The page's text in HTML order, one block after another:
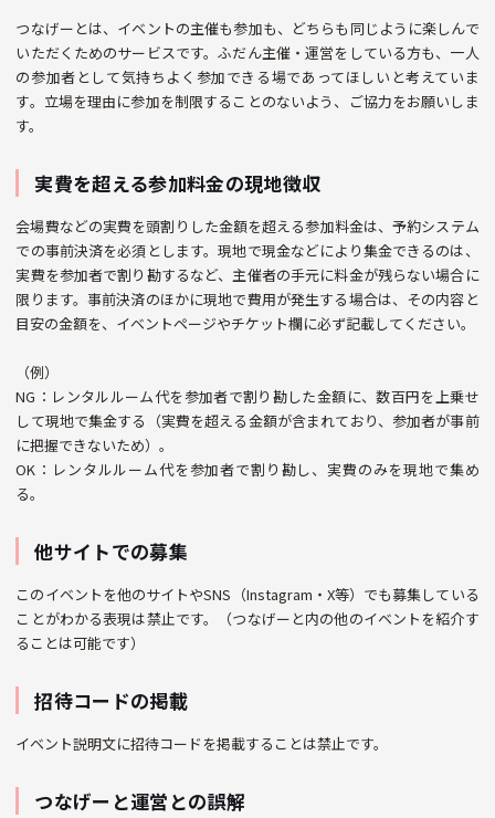
つなげーとは、イベントの主催も参加も、どちらも同じように楽しんで
いただくためのサービスです。ふだん主催・運営をしている方も、一人
の参加者として気持ちよく参加できる場であってほしいと考えていま
す。立場を理由に参加を制限することのないよう、ご協力をお願いしま
す。
実費を超える参加料金の現地徴収
会場費などの実費を頭割りした金額を超える参加料金は、予約システム
での事前決済を必須とします。現地で現金などにより集金できるのは、
実費を参加者で割り勘するなど、主催者の手元に料金が残らない場合に
限ります。事前決済のほかに現地で費用が発生する場合は、その内容と
目安の金額を、イベントページやチケット欄に必ず記載してください。
（例）
NG：レンタルルーム代を参加者で割り勘した金額に、数百円を上乗せ
して現地で集金する（実費を超える金額が含まれており、参加者が事前
に把握できないため）。
OK：レンタルルーム代を参加者で割り勘し、実費のみを現地で集め
る。
他サイトでの募集
このイベントを他のサイトやSNS（Instagram・X等）でも募集している
ことがわかる表現は禁止です。（つなげーと内の他のイベントを紹介す
ることは可能です）
招待コードの掲載
イベント説明文に招待コードを掲載することは禁止です。
つなげーと運営との誤解